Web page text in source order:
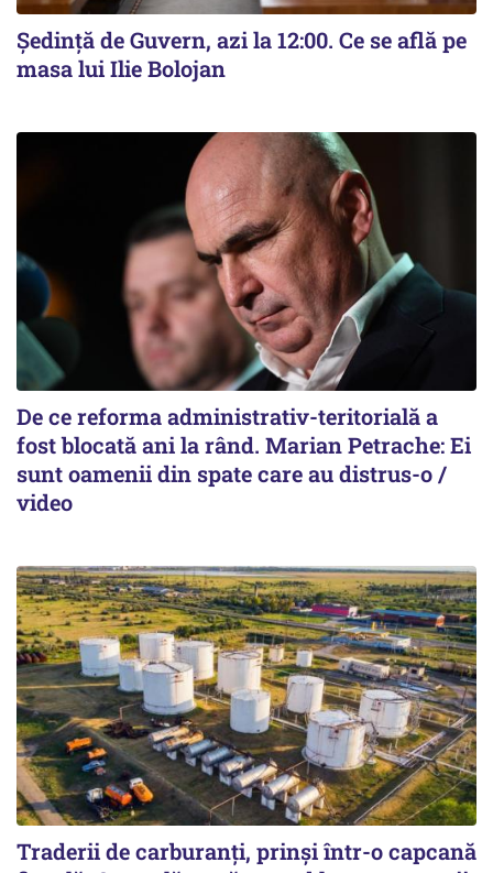
Ședință de Guvern, azi la 12:00. Ce se află pe
masa lui Ilie Bolojan
De ce reforma administrativ-teritorială a
fost blocată ani la rând. Marian Petrache: Ei
sunt oamenii din spate care au distrus-o /
video
Traderii de carburanți, prinși într-o capcană